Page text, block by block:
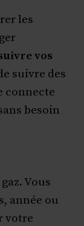
les
vos
suivre des
connecte
besoin
Vous
année ou
votre